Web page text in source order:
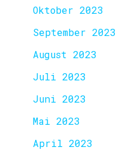
Oktober 2023
September 2023
August 2023
Juli 2023
Juni 2023
Mai 2023
April 2023